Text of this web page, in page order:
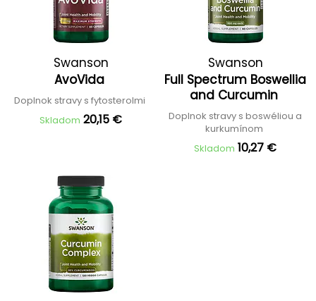
Swanson
AvoVida
Doplnok stravy s fytosterolmi
Skladom 20,15 €
Swanson
Full Spectrum Boswellia
and Curcumin
Doplnok stravy s boswéliou a
kurkumínom
Skladom 10,27 €